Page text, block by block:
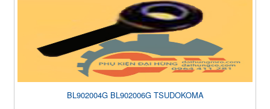
BL902004G BL902006G TSUDOKOMA